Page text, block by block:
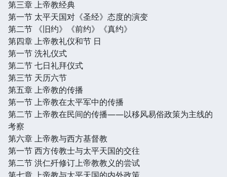
第三章 上帝教经典
第一节 太平天国对《圣经》态度的演变
第二节 《旧约》《前约》《真约》
第四章 上帝教礼仪和节 日
第一节 洗礼仪式
第二节 七日礼拜仪式
第三节 天历六节
第五章 上帝教的传播
第一节 上帝教在太平军中的传播
第二节 上帝教在民间的传播——以移风易俗政策为主线的
考察
第六章 上帝教与西方基督教
第一节 西方传教士与太平天国的交往
第二节 洪仁歼修订上帝教教义的尝试